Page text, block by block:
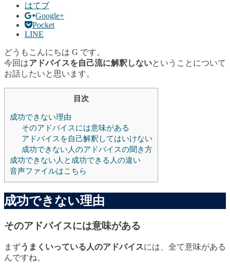
はてブ
Google+
Pocket
LINE
どうもこんにちは G です。
今回はアドバイスを自己流に解釈しないということについて
お話したいと思います。
目次
成功できない理由
そのアドバイスには意味がある
アドバイスを自己解釈してはいけない
成功できない人のアドバイスの聞き方
成功できない人と成功できる人の違い
音声ファイルはこちら
成功できない理由
そのアドバイスには意味がある
まずうまくいっている人のアドバイスには、全て意味がある
んですね。